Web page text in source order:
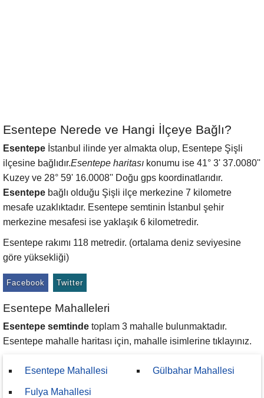
Esentepe Nerede ve Hangi İlçeye Bağlı?
Esentepe İstanbul ilinde yer almakta olup, Esentepe Şişli
ilçesine bağlıdır.Esentepe haritası konumu ise 41° 3' 37.0080''
Kuzey ve 28° 59' 16.0008'' Doğu gps koordinatlarıdır.
Esentepe bağlı olduğu Şişli ilçe merkezine 7 kilometre
mesafe uzaklıktadır. Esentepe semtinin İstanbul şehir
merkezine mesafesi ise yaklaşık 6 kilometredir.
Esentepe rakımı 118 metredir. (ortalama deniz seviyesine
göre yüksekliği)
Facebook Twitter
Esentepe Mahalleleri
Esentepe semtinde toplam 3 mahalle bulunmaktadır.
Esentepe mahalle haritası için, mahalle isimlerine tıklayınız.
Esentepe Mahallesi
Fulya Mahallesi
Gülbahar Mahallesi